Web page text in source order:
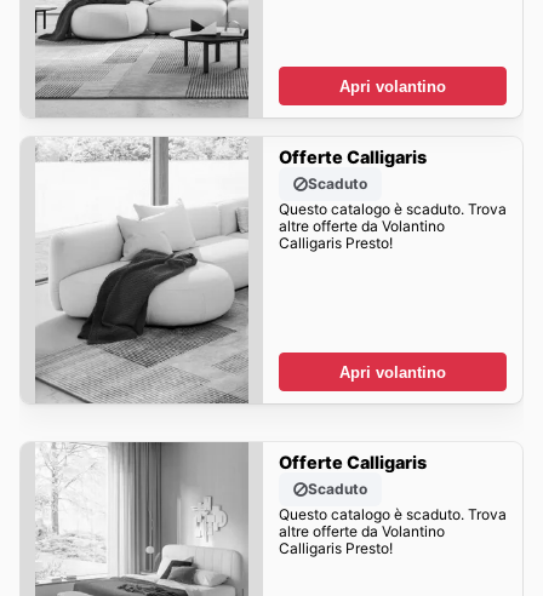
Apri volantino
Offerte Calligaris
Scaduto
Questo catalogo è scaduto. Trova
altre offerte da Volantino
Calligaris Presto!
Apri volantino
Offerte Calligaris
Scaduto
Questo catalogo è scaduto. Trova
altre offerte da Volantino
Calligaris Presto!